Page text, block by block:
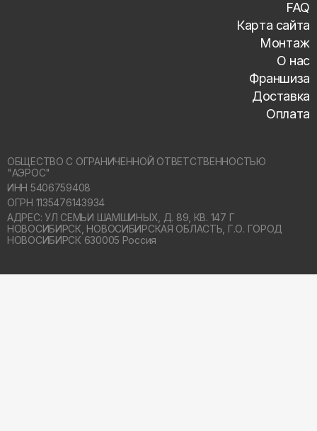
FAQ
Карта сайта
Монтаж
О нас
Франшиза
Доставка
Оплата
ОБЩЕСТВО С ОГРАНИЧЕННОЙ ОТВЕТСТВЕННОСТЬЮ
"АЭРОС"
ИНН 5406759408
ОГРН 1135476143934
АДРЕС: УЛ СЕМЬИ ШАМШИНЫХ, Д. 89, КВ. 147 Г
НОВОСИБИРСК, НОВОСИБИРСКАЯ ОБЛАСТЬ, Г.О. ГОРОД
НОВОСИБИРСК 630005 Россия